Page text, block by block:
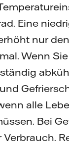
Eine
nur
Wenn
alle
Bei
Verbrauch.